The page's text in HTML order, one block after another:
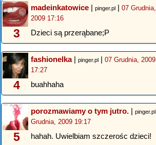
3
madeinkatowice | pinger.pl | 07 Grudnia,
2009 17:16
Dzieci są przerąbane;P
4
fashionelka| pinger.pl | 07 Grudnia, 2009
17:27
buahhaha
5
porozmawiamy o tym jutro. | pinger.pl
Grudnia, 2009 19:17
hahah. Uwielbiam szczerośc dzieci!